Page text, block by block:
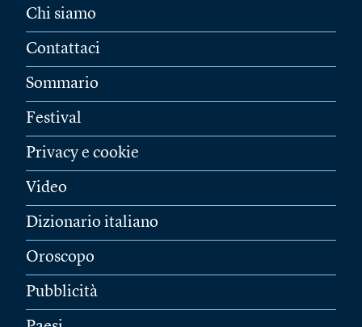
Chi siamo
Contattaci
Sommario
Festival
Privacy e cookie
Video
Dizionario italiano
Oroscopo
Pubblicità